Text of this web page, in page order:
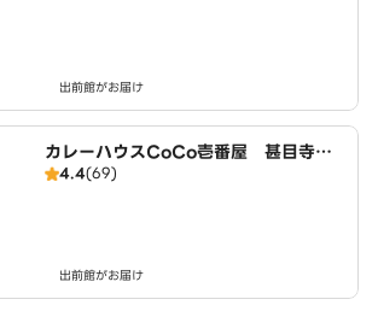
出前館がお届け
カレーハウスCoCo壱番屋 甚目寺店
（SD）
4.4(69)
出前館がお届け